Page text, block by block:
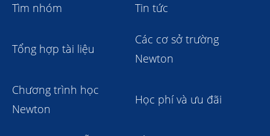
Tìm nhóm Tin tức
Tổng hợp tài liệu
Các cơ sở trường
Newton
Chương trình học
Newton
Học phí và ưu đãi